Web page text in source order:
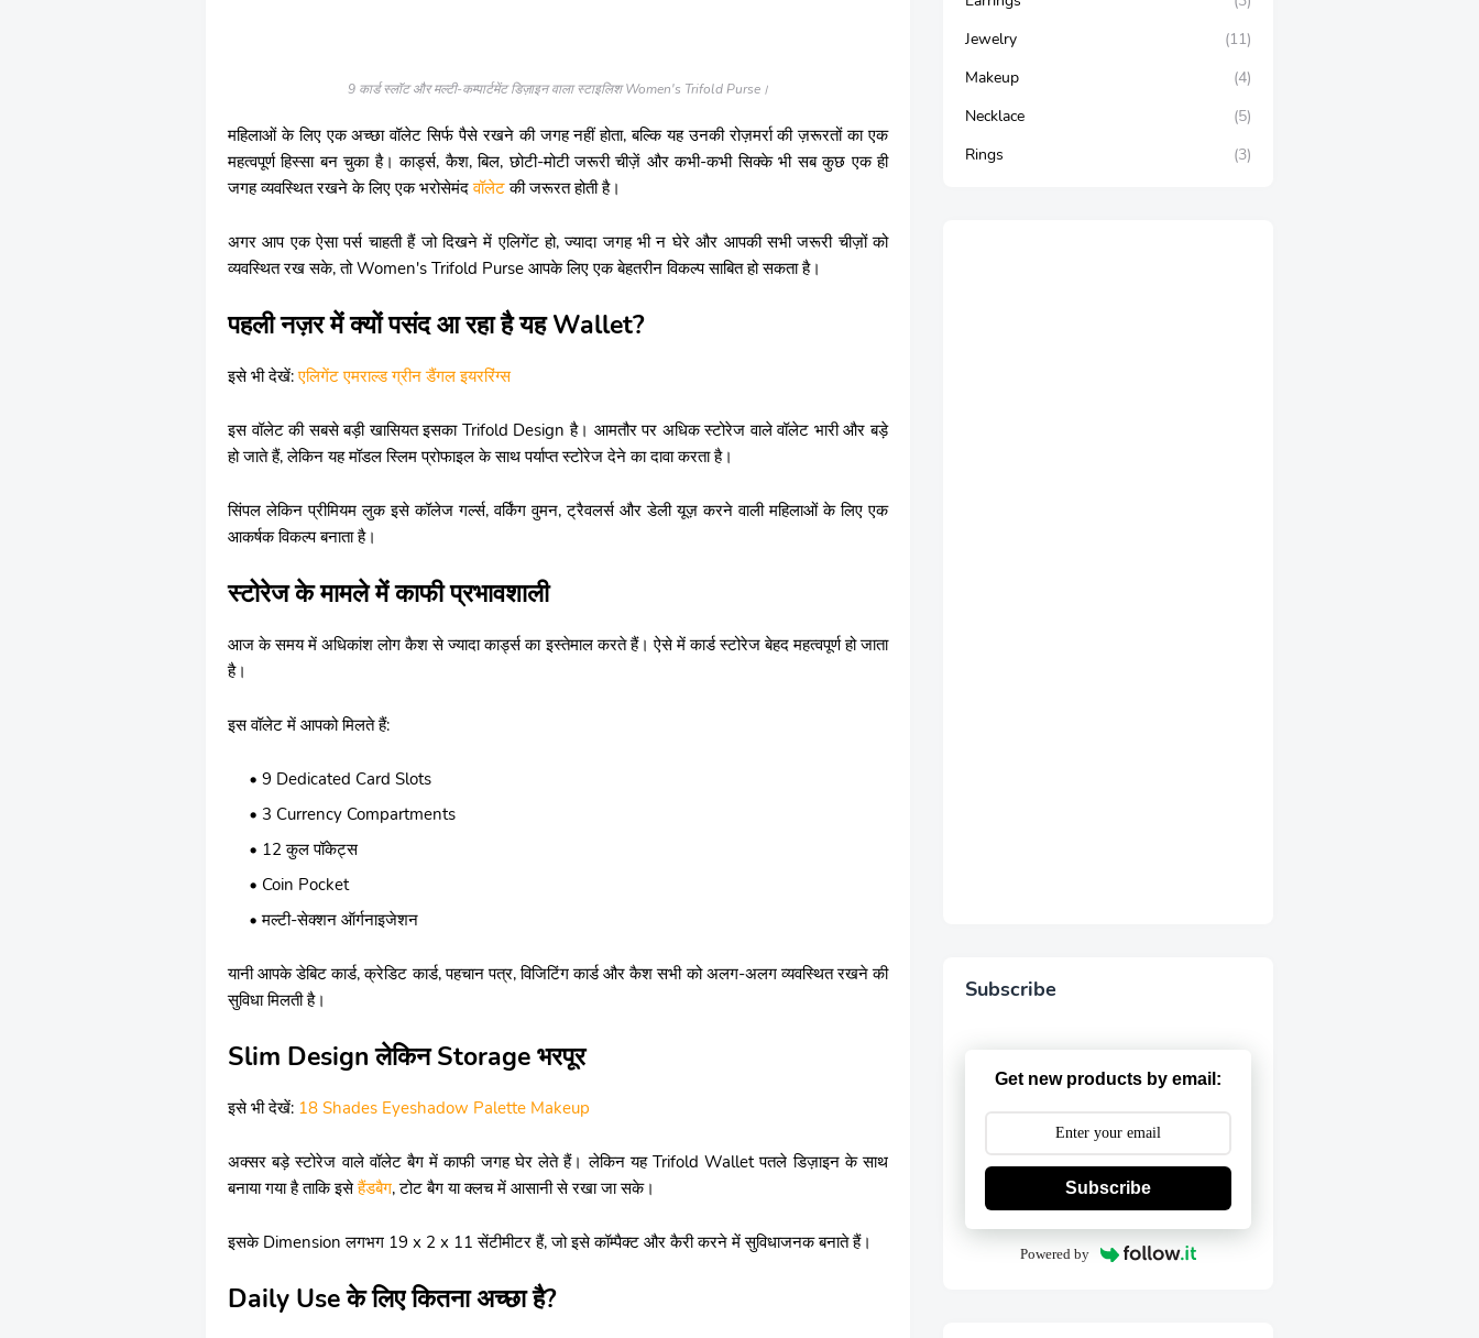
9 कार्ड स्लॉट और मल्टी-कम्पार्टमेंट डिज़ाइन वाला स्टाइलिश Women's Trifold Purse।
महिलाओं के लिए एक अच्छा वॉलेट सिर्फ पैसे रखने की जगह नहीं होता, बल्कि यह उनकी रोज़मर्रा की ज़रूरतों का एक
महत्वपूर्ण हिस्सा बन चुका है। कार्ड्स, कैश, बिल, छोटी-मोटी जरूरी चीज़ें और कभी-कभी सिक्के भी सब कुछ एक ही
जगह व्यवस्थित रखने के लिए एक भरोसेमंदवॉलेटकी जरूरत होती है।
अगर आप एक ऐसा पर्स चाहती हैं जो दिखने में एलिगेंट हो, ज्यादा जगह भी न घेरे और आपकी सभी जरूरी चीज़ों को
व्यवस्थित रख सके, तो Women's Trifold Purse आपके लिए एक बेहतरीन विकल्प साबित हो सकता है।
पहली नज़र में क्यों पसंद आ रहा है यह Wallet?
इसे भी देखें:एलिगेंट एमराल्ड ग्रीन डैंगल इयररिंग्स
इस वॉलेट की सबसे बड़ी खासियत इसका Trifold Design है। आमतौर पर अधिक स्टोरेज वाले वॉलेट भारी और बड़े
हो जाते हैं, लेकिन यह मॉडल स्लिम प्रोफाइल के साथ पर्याप्त स्टोरेज देने का दावा करता है।
सिंपल लेकिन प्रीमियम लुक इसे कॉलेज गर्ल्स, वर्किंग वुमन, ट्रैवलर्स और डेली यूज़ करने वाली महिलाओं के लिए एक
आकर्षक विकल्प बनाता है।
स्टोरेज के मामले में काफी प्रभावशाली
आज के समय में अधिकांश लोग कैश से ज्यादा कार्ड्स का इस्तेमाल करते हैं। ऐसे में कार्ड स्टोरेज बेहद महत्वपूर्ण हो जाता
है।
इस वॉलेट में आपको मिलते हैं:
9 Dedicated Card Slots
3 Currency Compartments
12 कुल पॉकेट्स
Coin Pocket
मल्टी-सेक्शन ऑर्गनाइजेशन
यानी आपके डेबिट कार्ड, क्रेडिट कार्ड, पहचान पत्र, विजिटिंग कार्ड और कैश सभी को अलग-अलग व्यवस्थित रखने की
सुविधा मिलती है।
Slim Design लेकिन Storage भरपूर
इसे भी देखें: 18 Shades Eyeshadow Palette Makeup
अक्सर बड़े स्टोरेज वाले वॉलेट बैग में काफी जगह घेर लेते हैं। लेकिन यह Trifold Wallet पतले डिज़ाइन के साथ
बनाया गया है ताकि इसेहैंडबैग, टोट बैग या क्लच में आसानी से रखा जा सके।
इसके Dimension लगभग 19 x 2 x 11 सेंटीमीटर हैं, जो इसे कॉम्पैक्ट और कैरी करने में सुविधाजनक बनाते हैं।
Daily Use के लिए कितना अच्छा है?
Jewelry
(11)
Makeup
(4)
Necklace
(5)
Rings
(3)
Subscribe
Get new products by email:
Subscribe
Powered by